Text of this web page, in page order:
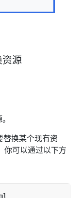
源
替换某个现有资
你可以通过以下方